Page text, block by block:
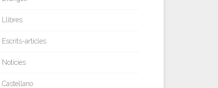
Llibres
Escrits-articles
Notícies
Castellano